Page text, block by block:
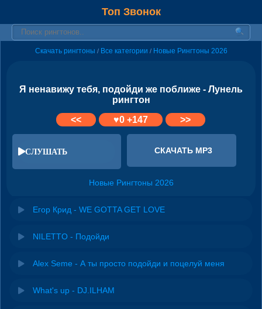
Топ Звонок
Скачать рингтоны / Все категории / Новые Рингтоны 2026
Я ненавижу тебя, подойди же поближе - Лунель
рингтон
<<
♥0+147 >>
СЛУШАТЬ СКАЧАТЬ MP3
Новые Рингтоны 2026
Егор Крид - WE GOTTA GET LOVE
NILETTO - Подойди
Alex Seme - А ты просто подойди и поцелуй меня
What's up - DJ.ILHAM